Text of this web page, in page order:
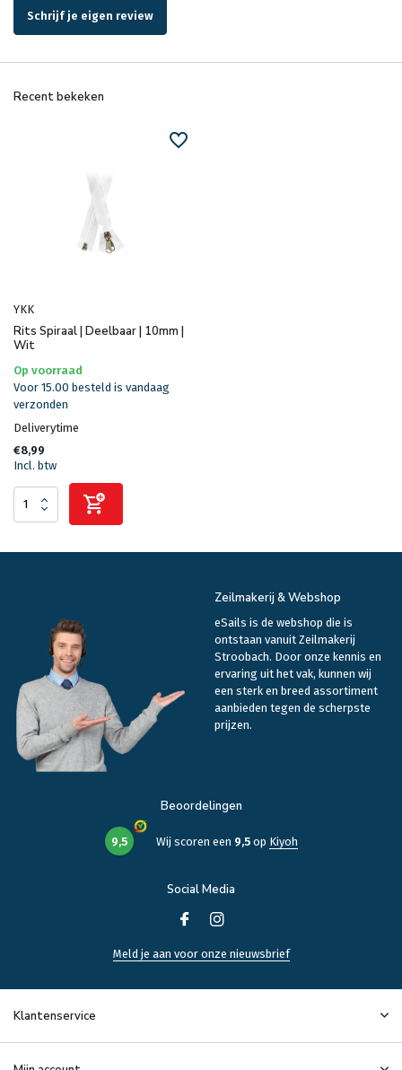
Schrijf je eigen review
Recent bekeken
YKK
Rits Spiraal | Deelbaar | 10mm |
Wit
Op voorraad
Voor 15.00 besteld is vandaag
verzonden
Deliverytime
€8,99
Incl. btw
Zeilmakerij & Webshop
eSails is de webshop die is
ontstaan vanuit Zeilmakerij
Stroobach. Door onze kennis en
ervaring uit het vak, kunnen wij
een sterk en breed assortiment
aanbieden tegen de scherpste
prijzen.
Beoordelingen
9,5 Wij scoren een 9,5op Kiyoh
Social Media
Meld je aan voor onze nieuwsbrief
Klantenservice